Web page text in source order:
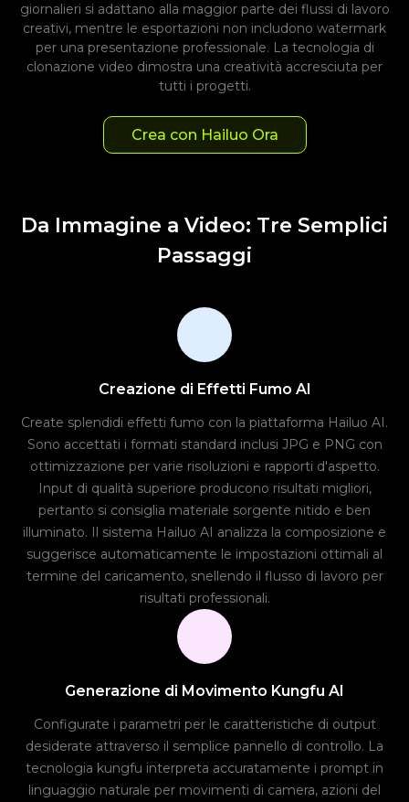
giornalieri si adattano alla maggior parte dei flussi di lavoro
creativi, mentre le esportazioni non includono watermark
per una presentazione professionale. La tecnologia di
clonazione video dimostra una creatività accresciuta per
tutti i progetti.
Crea con Hailuo Ora
Da Immagine a Video: Tre Semplici
Passaggi
Creazione di Effetti Fumo AI
Create splendidi effetti fumo con la piattaforma Hailuo AI.
Sono accettati i formati standard inclusi JPG e PNG con
ottimizzazione per varie risoluzioni e rapporti d'aspetto.
Input di qualità superiore producono risultati migliori,
pertanto si consiglia materiale sorgente nitido e ben
illuminato. Il sistema Hailuo AI analizza la composizione e
suggerisce automaticamente le impostazioni ottimali al
termine del caricamento, snellendo il flusso di lavoro per
risultati professionali.
Generazione di Movimento Kungfu AI
Configurate i parametri per le caratteristiche di output
desiderate attraverso il semplice pannello di controllo. La
tecnologia kungfu interpreta accuratamente i prompt in
linguaggio naturale per movimenti di camera, azioni del